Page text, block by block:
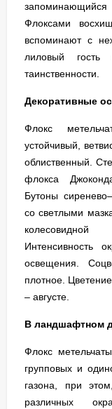
Флоксами
вспоминают с
лиловый
таинственности.
Декоративные
Флокс
устойчивый,
облиственный.
флокса
Бутоны
со светлыми
Интенсивность
освещения.
плотное.
– августе.
В ландшафтном
Флокс
групповых и
газона, при
различных